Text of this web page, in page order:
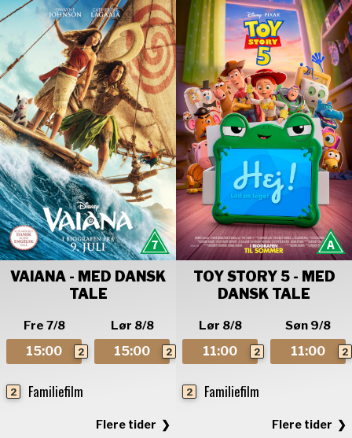
VAIANA - MED DANSK
TALE
Fre 7/8
15:00 2
Lør 8/8
15:00 2
2 Familiefilm
TOY STORY 5 - MED
DANSK TALE
Lør 8/8
11:00 2
Søn 9/8
11:00 2
2 Familiefilm